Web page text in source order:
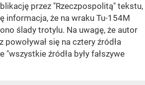
przez "Rzeczpospolitą" tekstu,
informacja, że na wraku Tu-154M
ślady trotylu. Na uwagę, że autor
powoływał się na cztery źródła
"wszystkie źródła były fałszywe